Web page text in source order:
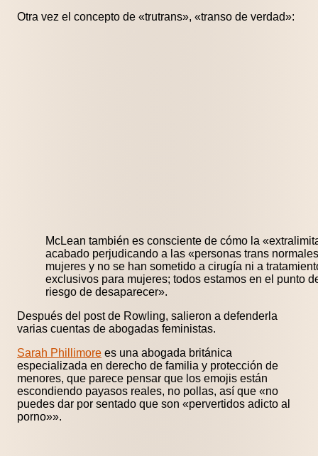
Otra vez el concepto de «trutrans», «transo de verdad»:
McLean también es consciente de cómo la
acabado perjudicando a las «personas trans
mujeres y no se han sometido a cirugía ni a
exclusivos para mujeres; todos estamos en el punto
riesgo de desaparecer».
Después del post de Rowling, salieron a defenderla
varias cuentas de abogadas feministas.
Sarah Phillimore es una abogada británica
especializada en derecho de familia y protección de
menores, que parece pensar que los emojis están
escondiendo payasos reales, no pollas, así que «no
puedes dar por sentado que son «pervertidos adicto al
porno»».